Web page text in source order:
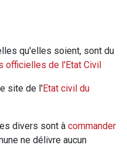
qu'elles soient, sont du
officielles de l'Etat Civil
site de l'Etat civil du
divers sont à commander
ne délivre aucun